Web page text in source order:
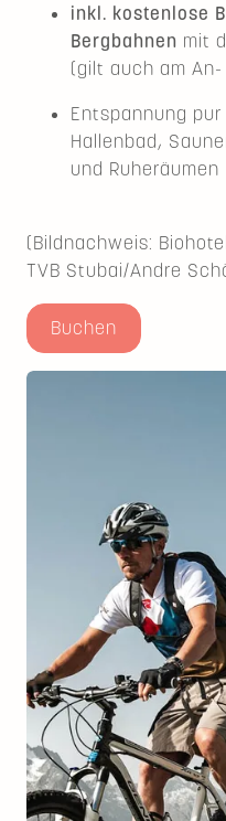
inkl. kostenlose
Bergbahnen mit
(gilt auch am
Entspannung
Hallenbad,
und Ruheräumen
(Bildnachweis:
TVB Stubai/Andre
Buchen